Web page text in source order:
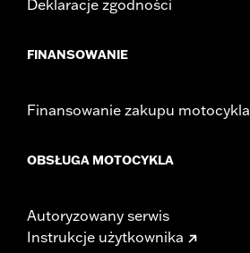
Deklaracje zgodności
FINANSOWANIE
Finansowanie zakupu motocykla
OBSŁUGA MOTOCYKLA
Autoryzowany serwis
Instrukcje użytkownika